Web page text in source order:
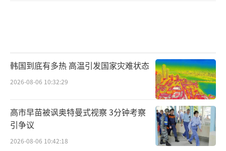
韩国到底有多热 高温引发国家灾难状态
2026-08-06 10:32:29
高市早苗被讽奥特曼式视察 3分钟考察
引争议
2026-08-06 10:42:18